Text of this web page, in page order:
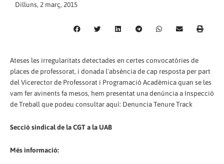
Dilluns, 2 març, 2015
Ateses les irregularitats detectades en certes convocatòries de
places de professorat, i donada l'absència de cap resposta per part
del Vicerector de Professorat i Programació Acadèmica quan se les
vam fer avinents fa mesos, hem presentat una denúncia a Inspecció
de Treball que podeu consultar aquí: Denuncia Tenure Track
Secció sindical de la CGT a la UAB
Més informació: